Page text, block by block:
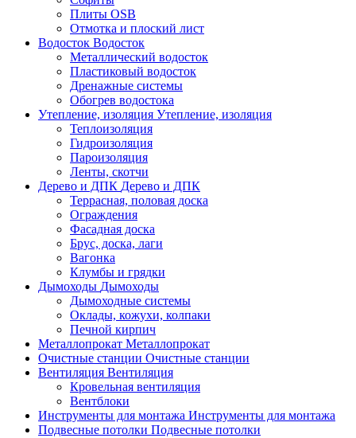
Плиты OSB
Отмотка и плоский лист
Водосток Водосток
Металлический водосток
Пластиковый водосток
Дренажные системы
Обогрев водостока
Утепление, изоляция Утепление, изоляция
Теплоизоляция
Гидроизоляция
Пароизоляция
Ленты, скотчи
Дерево и ДПК Дерево и ДПК
Террасная, половая доска
Ограждения
Фасадная доска
Брус, доска, лаги
Вагонка
Клумбы и грядки
Дымоходы Дымоходы
Дымоходные системы
Оклады, кожухи, колпаки
Печной кирпич
Металлопрокат Металлопрокат
Очистные станции Очистные станции
Вентиляция Вентиляция
Кровельная вентиляция
Вентблоки
Инструменты для монтажа Инструменты для монтажа
Подвесные потолки Подвесные потолки